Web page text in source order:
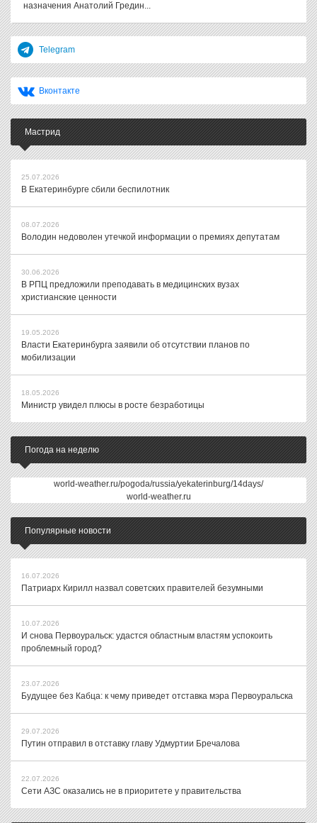
назначения Анатолий Гредин...
Telegram
Вконтакте
Мастрид
25.07.2026
В Екатеринбурге сбили беспилотник
08.07.2026
Володин недоволен утечкой информации о премиях депутатам
30.06.2026
В РПЦ предложили преподавать в медицинских вузах
христианские ценности
19.05.2026
Власти Екатеринбурга заявили об отсутствии планов по
мобилизации
18.05.2026
Министр увидел плюсы в росте безработицы
Погода на неделю
world-weather.ru/pogoda/russia/yekaterinburg/14days/
world-weather.ru
Популярные новости
16.07.2026
Патриарх Кирилл назвал советских правителей безумными
10.07.2026
И снова Первоуральск: удастся областным властям успокоить
проблемный город?
23.07.2026
Будущее без Кабца: к чему приведет отставка мэра Первоуральска
29.07.2026
Путин отправил в отставку главу Удмуртии Бречалова
22.07.2026
Сети АЗС оказались не в приоритете у правительства